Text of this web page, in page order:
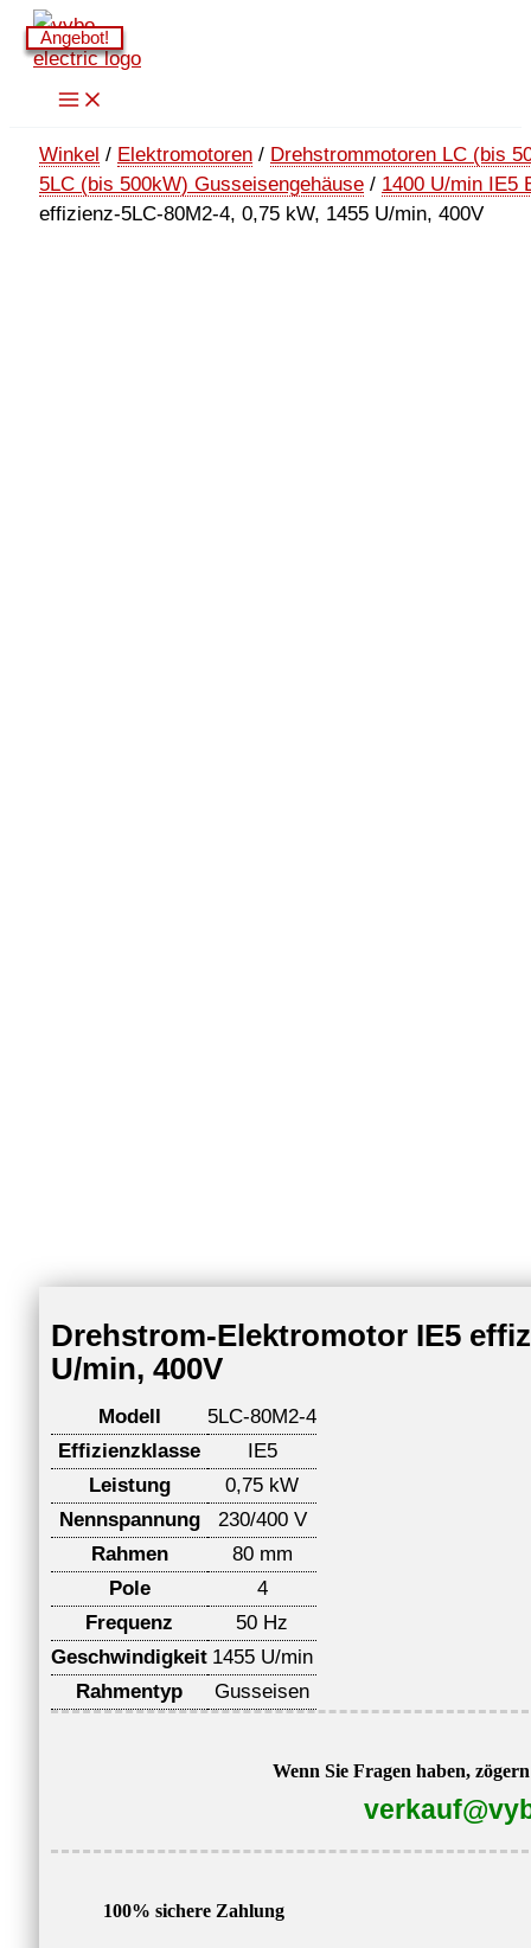
Zum
Inhalt
springen
Winkel / Elektromotoren / Drehstrommotoren LC (bis
5LC (bis 500kW) Gusseisengehäuse / 1400 U/min IE5
effizienz-5LC-80M2-4, 0,75 kW, 1455 U/min, 400V
Drehstrom-Elektromotor IE5
U/min, 400V
Modell
5LC-80M2-4
Effizienzklasse
IE5
Leistung
0,75 kW
Nennspannung
230/400 V
Rahmen
80 mm
Pole
4
Frequenz
50 Hz
Geschwindigkeit 1455 U/min
Rahmentyp
Gusseisen
Wenn Sie Fragen haben,
100% sichere Zahlung
Angebot!
Angebot!
Angebot!
Angebot!